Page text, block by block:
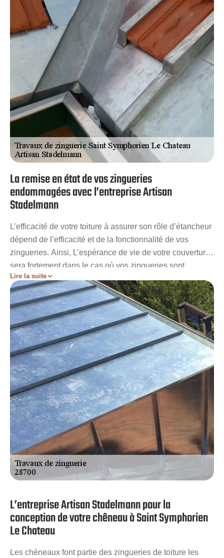
remplir le formulaire de contact mis à votre disposition
dans le site. Vous pouvez aussi appeler les numéros de
téléphone qui vous sont proposés.
La remise en état de vos zingueries
endommagées avec l’entreprise Artisan
Stadelmann
L’efficacité de votre toiture à assurer son rôle d’étancheur
dépend de l’efficacité et de la fonctionnalité de vos
zingueries. Ainsi, L’espérance de vie de votre couverture
sera fortement dans le cas où vos zingueries sont
abimées. Votre toit sera alors plus vulnérable aux risques
d’infiltration d’eau et autres conséquences néfastes
comme l’envahissement des mousses. Artisan
Stadelmann vous invite à faire recours à ses services Si
vous rencontrez des problèmes de fuites. Notre entreprise
apportera les meilleures solutions afin que votre toit
puisse retrouver toute son efficacité.
Lire la suite
L’entreprise Artisan Stadelmann pour la
conception de votre chêneau à Saint Symphorien
Le Chateau
Les chéneaux font partie des zingueries de toiture les